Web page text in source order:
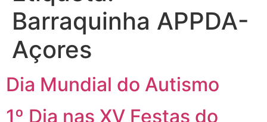
Barraquinha APPDA-
Açores
Dia Mundial do Autismo
1º Dia nas XV Festas do